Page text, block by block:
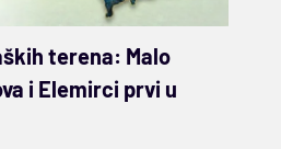
terena: Malo
i Elemirci prvi u